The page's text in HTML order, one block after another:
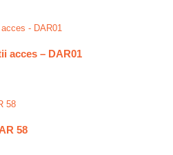
acces – DAR01
58